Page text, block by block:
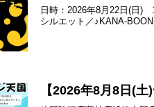
日時：2026年8月22日(日)
シルエット／♪KANA-
【2026年8月8日(